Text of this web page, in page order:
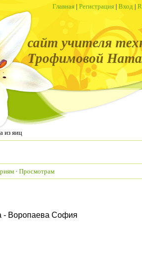
Главная | Регистрация | Вход |
сайт учителя
Трофимовой
из яиц
· Просмотрам
- Воропаева София